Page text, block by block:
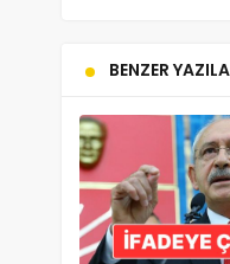
BENZER